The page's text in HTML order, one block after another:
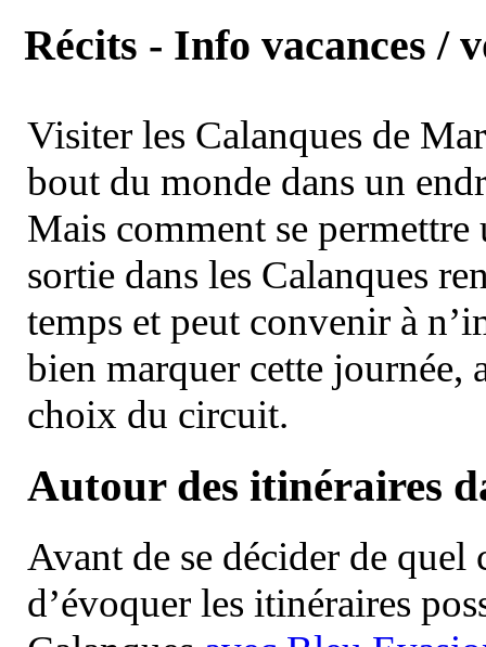
Récits - Info vacances /
Visiter les Calanques de
bout du monde dans un
Mais comment se permettre
sortie dans les Calanques
temps et peut convenir à
bien marquer cette journée,
choix du circuit.
Autour des itinéraires
Avant de se décider de
d’évoquer les itinéraires